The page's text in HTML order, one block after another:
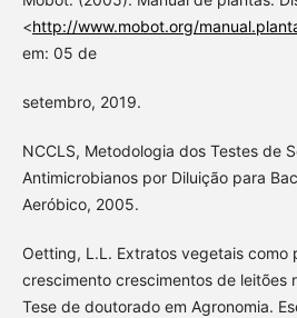
<http://www.mobot.org/
em: 05 de
setembro, 2019.
NCCLS, Metodologia dos Testes de
Antimicrobianos por Diluição para
Aeróbico, 2005.
Oetting, L.L. Extratos vegetais como
crescimento crescimentos de leitões
Tese de doutorado em Agronomia.